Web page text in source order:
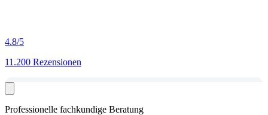
4.8/5
11.200 Rezensionen
Professionelle fachkundige Beratung